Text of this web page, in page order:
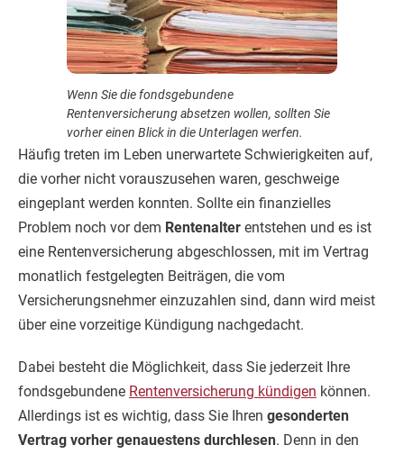
Wenn Sie die fondsgebundene
Rentenversicherung absetzen wollen, sollten Sie
vorher einen Blick in die Unterlagen werfen.
Häufig treten im Leben unerwartete Schwierigkeiten auf,
die vorher nicht vorauszusehen waren, geschweige
eingeplant werden konnten. Sollte ein finanzielles
Problem noch vor dem Rentenalter entstehen und es ist
eine Rentenversicherung abgeschlossen, mit im Vertrag
monatlich festgelegten Beiträgen, die vom
Versicherungsnehmer einzuzahlen sind, dann wird meist
über eine vorzeitige Kündigung nachgedacht.
Dabei besteht die Möglichkeit, dass Sie jederzeit Ihre
fondsgebundene Rentenversicherung kündigen können.
Allerdings ist es wichtig, dass Sie Ihren gesonderten
Vertrag vorher genauestens durchlesen. Denn in den